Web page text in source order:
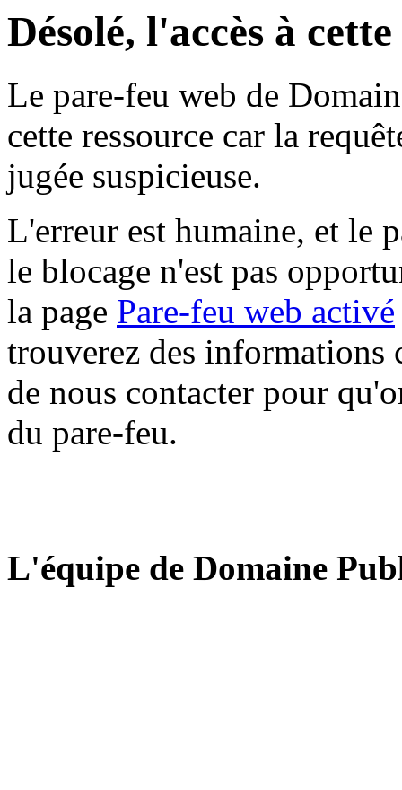
Désolé, l'accès à
Le pare-feu web de
cette ressource car la
jugée suspicieuse.
L'erreur est humaine, et le
le blocage n'est pas
la page Pare-feu web activé
trouverez des informations
de nous contacter pour
du pare-feu.
L'équipe de Domaine